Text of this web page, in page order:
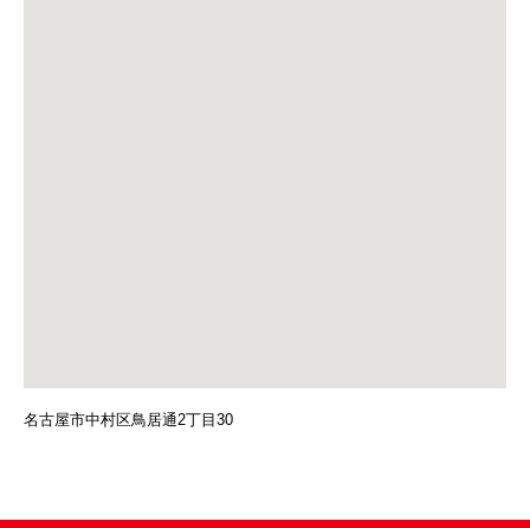
名古屋市中村区鳥居通2丁目30